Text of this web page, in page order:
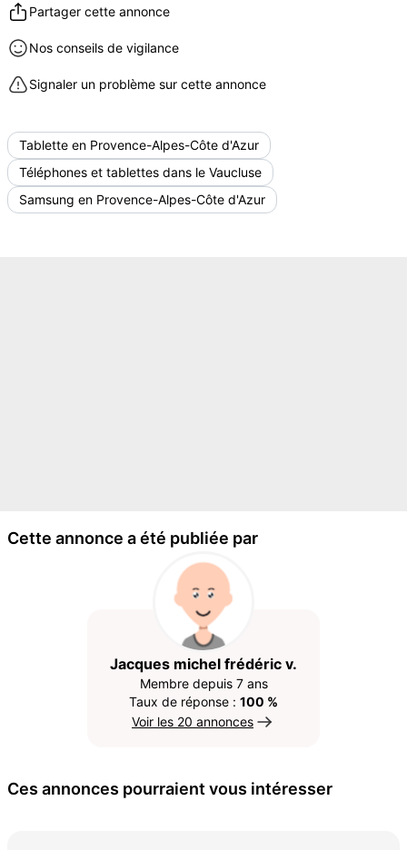
Partager cette annonce
Nos conseils de vigilance
Signaler un problème sur cette annonce
Tablette en Provence-Alpes-Côte d'Azur
Téléphones et tablettes dans le Vaucluse
Samsung en Provence-Alpes-Côte d'Azur
Cette annonce a été publiée par
Jacques michel frédéric v.
Membre depuis 7 ans
Taux de réponse : 100 %
Voir les 20 annonces
Ces annonces pourraient vous intéresser